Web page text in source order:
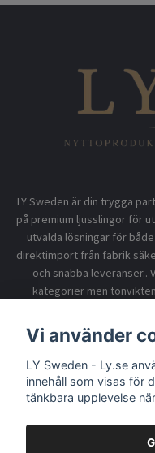
LY Sweden är din trygga
på premium ljusslingor för
utvalda lösningar för
direktimport från fabrik
och snabba leveranser..
kategorier men
Information
Vi använder
LY Sweden - Ly.se
innehåll som visas för
tänkbara upplevelse